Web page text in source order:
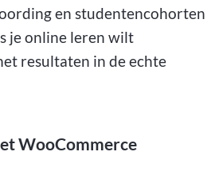
en studentencohorten
je online leren wilt
resultaten in de echte
WooCommerce